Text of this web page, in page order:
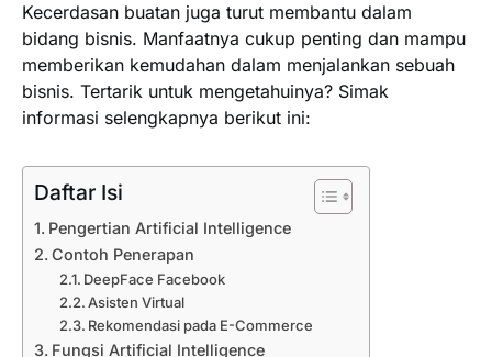
Kecerdasan buatan juga turut membantu dalam
bidang bisnis. Manfaatnya cukup penting dan mampu
memberikan kemudahan dalam menjalankan sebuah
bisnis. Tertarik untuk mengetahuinya? Simak
informasi selengkapnya berikut ini:
Daftar Isi
Pengertian Artificial Intelligence
Contoh Penerapan
DeepFace Facebook
Asisten Virtual
Rekomendasi pada E-Commerce
Fungsi Artificial Intelligence